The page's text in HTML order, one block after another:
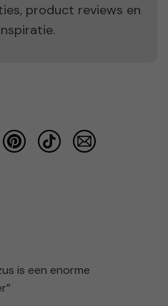
product reviews en
is een enorme